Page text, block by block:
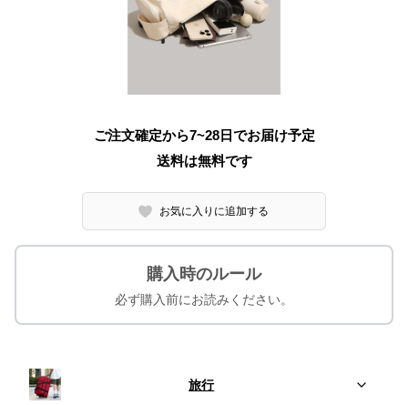
ご注文確定から7~28日でお届け予定
送料は無料です
お気に入りに追加する
購入時のルール
必ず購入前にお読みください。
旅行